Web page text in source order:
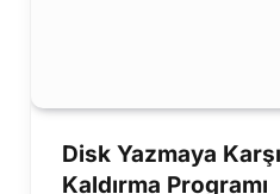
Disk Yazmaya
Kaldırma Programı